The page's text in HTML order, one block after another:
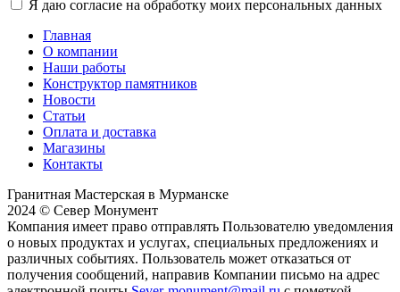
Я даю согласие на обработку моих персональных данных
Главная
О компании
Наши работы
Конструктор памятников
Новости
Статьи
Оплата и доставка
Магазины
Контакты
Гранитная Мастерская в Мурманске
2024 © Север Монумент
Компания имеет право отправлять Пользователю уведомления
о новых продуктах и услугах, специальных предложениях и
различных событиях. Пользователь может отказаться от
получения сообщений, направив Компании письмо на адрес